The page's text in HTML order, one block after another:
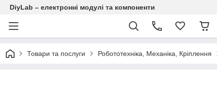
DiyLab – електронні модулі та компоненти
Товари та послуги Робототехніка, Механіка, Кріплення